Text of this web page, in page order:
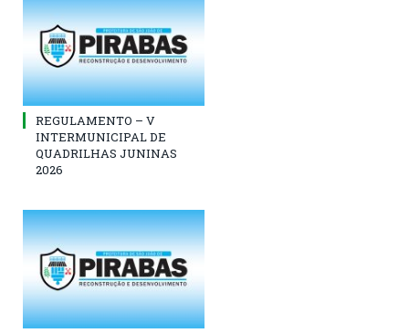
REGULAMENTO – V
INTERMUNICIPAL DE
QUADRILHAS JUNINAS
2026